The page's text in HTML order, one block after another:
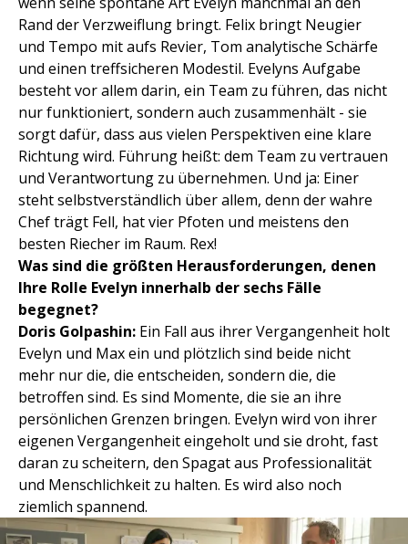
Rand der Verzweiflung bringt. Felix bringt Neugier
und Tempo mit aufs Revier, Tom analytische Schärfe
und einen treffsicheren Modestil. Evelyns Aufgabe
besteht vor allem darin, ein Team zu führen, das nicht
nur funktioniert, sondern auch zusammenhält - sie
sorgt dafür, dass aus vielen Perspektiven eine klare
Richtung wird. Führung heißt: dem Team zu vertrauen
und Verantwortung zu übernehmen. Und ja: Einer
steht selbstverständlich über allem, denn der wahre
Chef trägt Fell, hat vier Pfoten und meistens den
besten Riecher im Raum. Rex!
Was sind die größten Herausforderungen, denen
Ihre Rolle Evelyn innerhalb der sechs Fälle
begegnet?
Doris Golpashin: Ein Fall aus ihrer Vergangenheit holt
Evelyn und Max ein und plötzlich sind beide nicht
mehr nur die, die entscheiden, sondern die, die
betroffen sind. Es sind Momente, die sie an ihre
persönlichen Grenzen bringen. Evelyn wird von ihrer
eigenen Vergangenheit eingeholt und sie droht, fast
daran zu scheitern, den Spagat aus Professionalität
und Menschlichkeit zu halten. Es wird also noch
ziemlich spannend.